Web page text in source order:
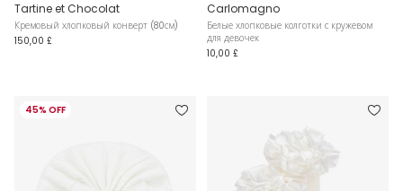
Tartine et Chocolat
Кремовый хлопковый конверт (80см)
150,00 £
Carlomagno
Белые хлопковые колготки с кружевом
для девочек
10,00 £
45% OFF